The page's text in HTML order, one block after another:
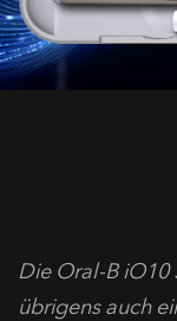
Die Oral-B iO10
übrigens auch